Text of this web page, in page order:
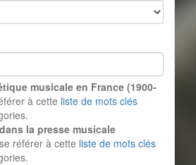
musicale en France (1900-
à cette liste de mots clés
la presse musicale
référer à cette liste de mots clés